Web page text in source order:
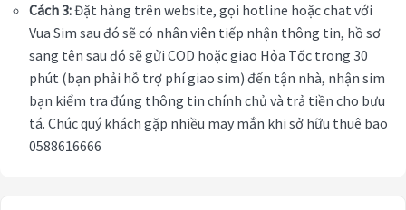
Cách 3:Đặt hàng trên website, gọi hotline hoặc chat với
Vua Sim sau đó sẽ có nhân viên tiếp nhận thông tin, hồ sơ
sang tên sau đó sẽ gửi COD hoặc giao Hỏa Tốc trong 30
phút (bạn phải hỗ trợ phí giao sim) đến tận nhà, nhận sim
bạn kiểm tra đúng thông tin chính chủ và trả tiền cho bưu
tá. Chúc quý khách gặp nhiều may mắn khi sở hữu thuê bao
0588616666